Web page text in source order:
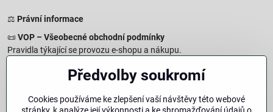
⚖️ Právní informace
📜VOP – Všeobecné obchodní podmínky
Pravidla týkající se provozu e-shopu a nákupu.
Zásady zpracování osobních údajů
Jak chráníme a zpracováváme vaše osobní údaje.
Informace o cookies
Předvolby soukromí
Cookies používáme ke zlepšení vaší návštěvy této webové